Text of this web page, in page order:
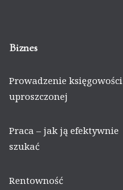
Biznes
Prowadzenie księgowości
uproszczonej
Praca – jak ją efektywnie
szukać
Rentowność